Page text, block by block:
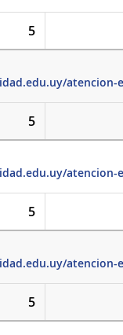
5
atencion-
5
atencion-
5
atencion-
5